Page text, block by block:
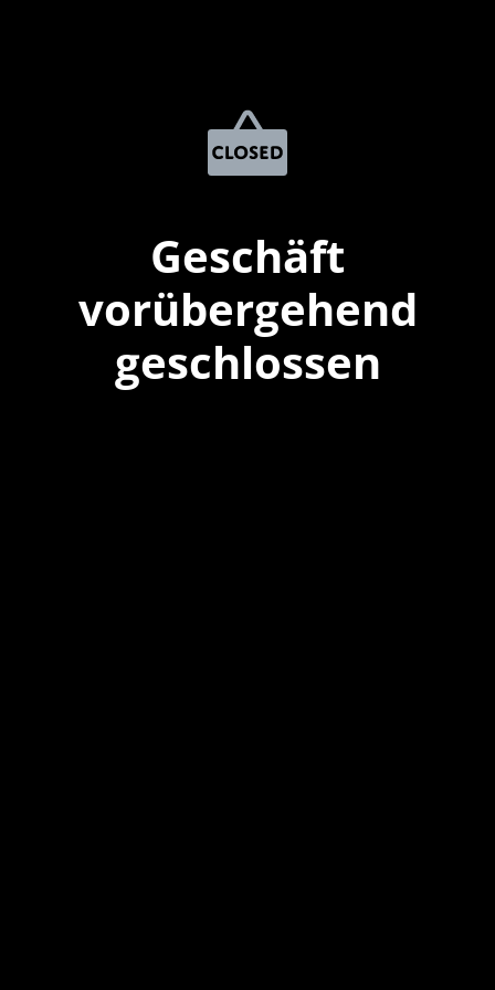
Geschäft
vorübergehend
geschlossen